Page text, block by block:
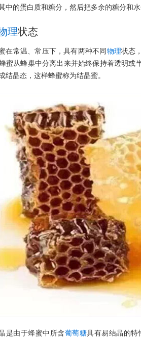
中的蛋白质和糖分，然后把多余的糖分和
理状态
在常温、常压下，具有两种不同物理状态
蜜从蜂巢中分离出来并始终保持着透明或
结晶态，这样蜂蜜称为结晶蜜。
是由于蜂蜜中所含葡萄糖具有易结晶的特